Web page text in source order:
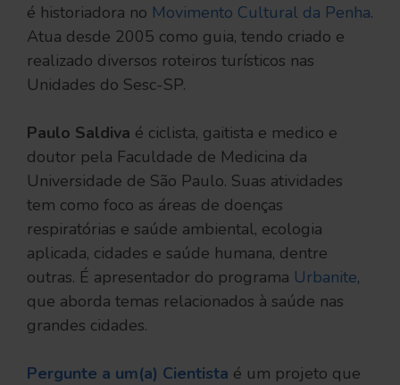
é historiadora no Movimento Cultural da Penha.
Atua desde 2005 como guia, tendo criado e
realizado diversos roteiros turísticos nas
Unidades do Sesc-SP.
Paulo Saldiva é ciclista, gaitista e medico e
doutor pela Faculdade de Medicina da
Universidade de São Paulo. Suas atividades
tem como foco as áreas de doenças
respiratórias e saúde ambiental, ecologia
aplicada, cidades e saúde humana, dentre
outras. É apresentador do programa Urbanite,
que aborda temas relacionados à saúde nas
grandes cidades.
Pergunte a um(a) Cientista é um projeto que